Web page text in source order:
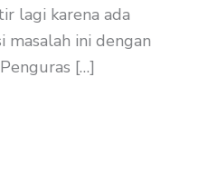
lagi karena ada
ini dengan
[…]